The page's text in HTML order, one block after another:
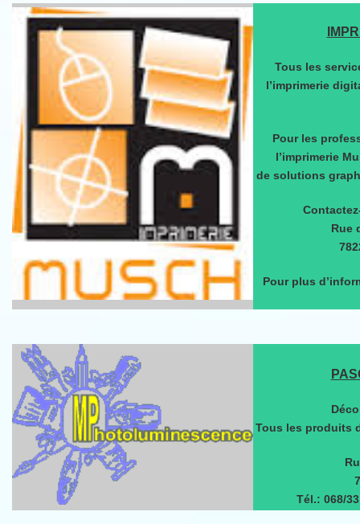
Tous les
l’imprimerie
Pour les
l’imprimerie
de solutions
Rue
Pour plus
Tous les produits
Tél.: 068/